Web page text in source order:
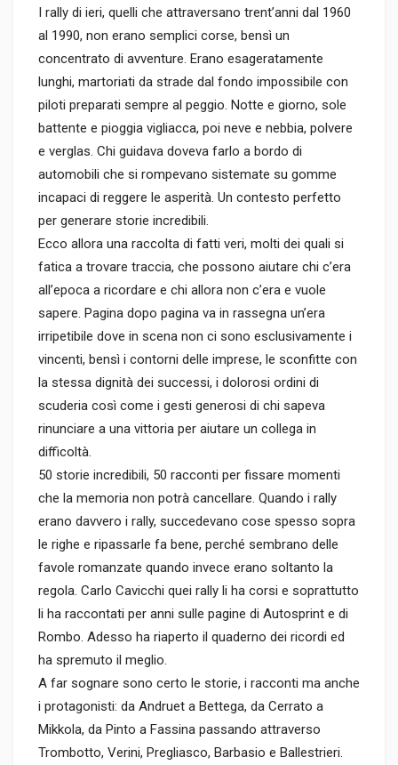
I rally di ieri, quelli che attraversano trent’anni dal 1960
al 1990, non erano semplici corse, bensì un
concentrato di avventure. Erano esageratamente
lunghi, martoriati da strade dal fondo impossibile con
piloti preparati sempre al peggio. Notte e giorno, sole
battente e pioggia vigliacca, poi neve e nebbia, polvere
e verglas. Chi guidava doveva farlo a bordo di
automobili che si rompevano sistemate su gomme
incapaci di reggere le asperità. Un contesto perfetto
per generare storie incredibili.
Ecco allora una raccolta di fatti veri, molti dei quali si
fatica a trovare traccia, che possono aiutare chi c’era
all’epoca a ricordare e chi allora non c’era e vuole
sapere. Pagina dopo pagina va in rassegna un’era
irripetibile dove in scena non ci sono esclusivamente i
vincenti, bensì i contorni delle imprese, le sconfitte con
la stessa dignità dei successi, i dolorosi ordini di
scuderia così come i gesti generosi di chi sapeva
rinunciare a una vittoria per aiutare un collega in
difficoltà.
50 storie incredibili, 50 racconti per fissare momenti
che la memoria non potrà cancellare. Quando i rally
erano davvero i rally, succedevano cose spesso sopra
le righe e ripassarle fa bene, perché sembrano delle
favole romanzate quando invece erano soltanto la
regola. Carlo Cavicchi quei rally li ha corsi e soprattutto
li ha raccontati per anni sulle pagine di Autosprint e di
Rombo. Adesso ha riaperto il quaderno dei ricordi ed
ha spremuto il meglio.
A far sognare sono certo le storie, i racconti ma anche
i protagonisti: da Andruet a Bettega, da Cerrato a
Mikkola, da Pinto a Fassina passando attraverso
Trombotto, Verini, Pregliasco, Barbasio e Ballestrieri.